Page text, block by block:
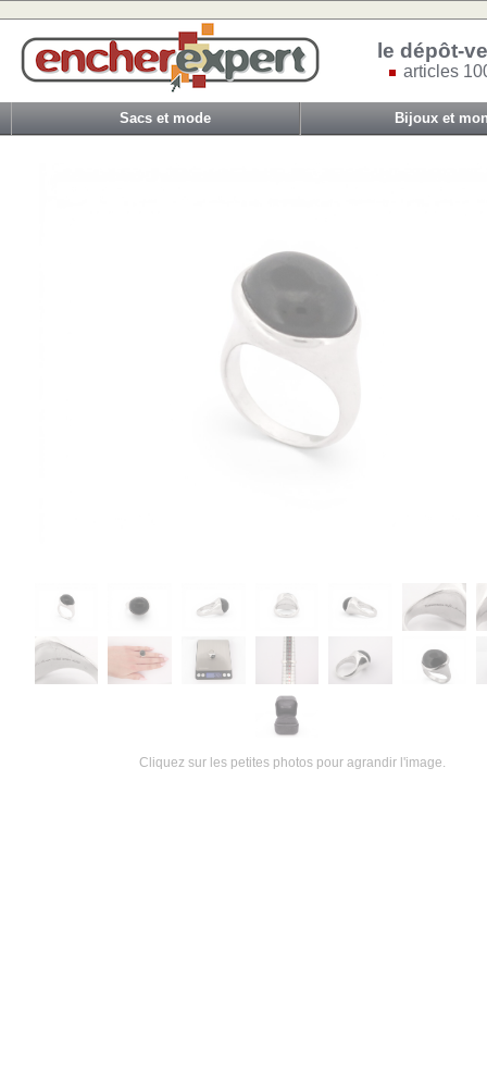
le dépôt-
articles
Sacs et mode Bijoux et
Cliquez sur les petites photos pour agrandir l'image.